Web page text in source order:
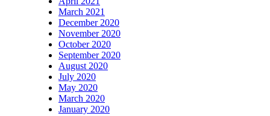
March 2021
December 2020
November 2020
October 2020
September 2020
August 2020
July 2020
May 2020
March 2020
January 2020